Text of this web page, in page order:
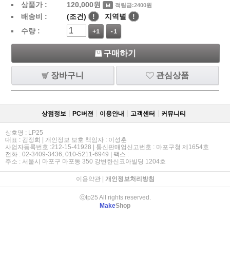
상품가 : 120,000원 적립금:2400원
배송비 : (조건) ! 지역별
!
수량 :
+1 -1
구매하기
장바구니 관심상품
상점정보 PC버젼 이용안내 고객센터 커뮤니티
상호명 : LP25
대표 : 김정희 | 개인정보 보호 책임자 : 이성훈
사업자등록번호 :212-15-41928 | 통신판매업신고번호 : 마포구청 제1654호
전화 : 02-3409-3436, 010-5211-6949 | 팩스 :
주소 : 서울시 마포구 마포동 350 강변한신코아빌딩 1204호
이용약관| 개인정보처리방침
ⓒlp25 All rights reserved.
MakeShop